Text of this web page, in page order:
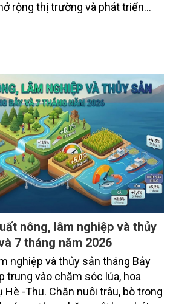
rộng thị trường và phát triển
nhân và cơ sở sản xuất đã
duy, đầu tư công nghệ, xây
nông, lâm nghiệp và thủy
7 tháng năm 2026
nghiệp và thủy sản tháng Bảy
trung vào chăm sóc lúa, hoa
Hè -Thu. Chăn nuôi trâu, bò trong